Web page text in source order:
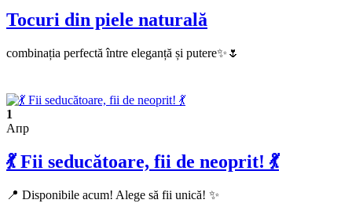
Tocuri din piele naturală
combinația perfectă între eleganță și putere✨🌷
1
Апр
💃 Fii seducătoare, fii de neoprit! 💃
📍 Disponibile acum! Alege să fii unică! ✨